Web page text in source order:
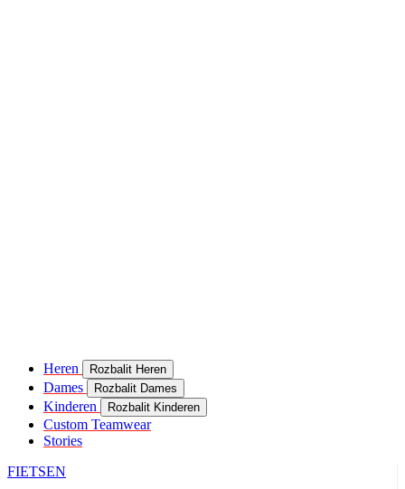
Heren Rozbalit Heren
Dames Rozbalit Dames
Kinderen Rozbalit Kinderen
Custom Teamwear
Stories
FIETSEN